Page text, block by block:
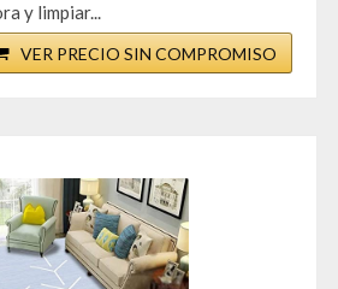
y limpiar...
VER PRECIO SIN COMPROMISO